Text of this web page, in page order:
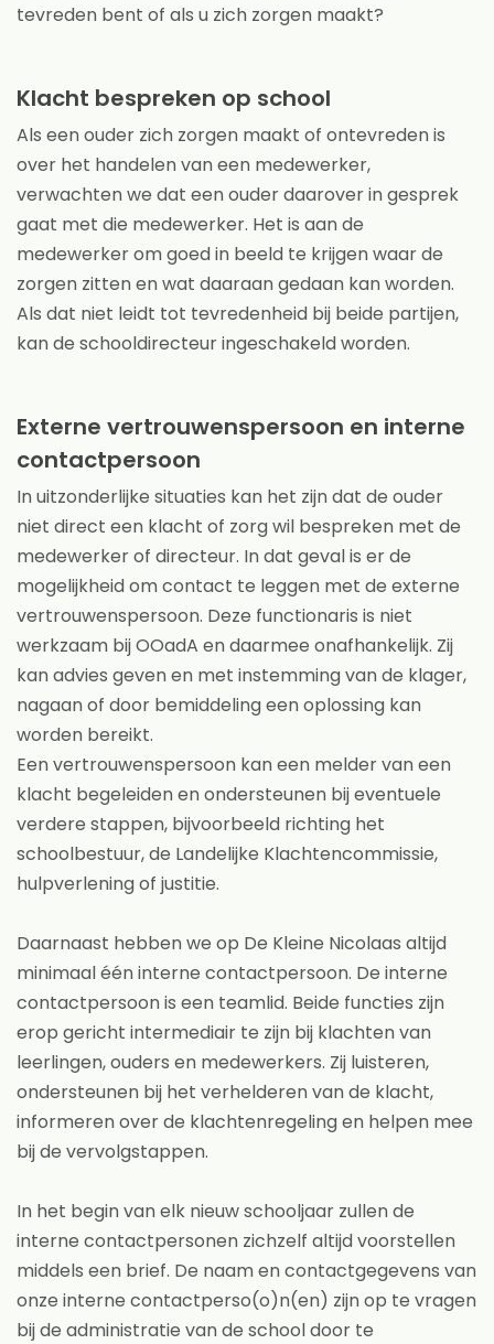
tevreden bent of als u zich zorgen maakt?
Klacht bespreken op school
Als een ouder zich zorgen maakt of ontevreden is
over het handelen van een medewerker,
verwachten we dat een ouder daarover in gesprek
gaat met die medewerker. Het is aan de
medewerker om goed in beeld te krijgen waar de
zorgen zitten en wat daaraan gedaan kan worden.
Als dat niet leidt tot tevredenheid bij beide partijen,
kan de schooldirecteur ingeschakeld worden.
Externe vertrouwenspersoon en interne
contactpersoon
In uitzonderlijke situaties kan het zijn dat de ouder
niet direct een klacht of zorg wil bespreken met de
medewerker of directeur. In dat geval is er de
mogelijkheid om contact te leggen met de externe
vertrouwenspersoon. Deze functionaris is niet
werkzaam bij OOadA en daarmee onafhankelijk. Zij
kan advies geven en met instemming van de klager,
nagaan of door bemiddeling een oplossing kan
worden bereikt.
Een vertrouwenspersoon kan een melder van een
klacht begeleiden en ondersteunen bij eventuele
verdere stappen, bijvoorbeeld richting het
schoolbestuur, de Landelijke Klachtencommissie,
hulpverlening of justitie.
Daarnaast hebben we op De Kleine Nicolaas altijd
minimaal één interne contactpersoon. De interne
contactpersoon is een teamlid. Beide functies zijn
erop gericht intermediair te zijn bij klachten van
leerlingen, ouders en medewerkers. Zij luisteren,
ondersteunen bij het verhelderen van de klacht,
informeren over de klachtenregeling en helpen mee
bij de vervolgstappen.
In het begin van elk nieuw schooljaar zullen de
interne contactpersonen zichzelf altijd voorstellen
middels een brief. De naam en contactgegevens van
onze interne contactperso(o)n(en) zijn op te vragen
bij de administratie van de school door te